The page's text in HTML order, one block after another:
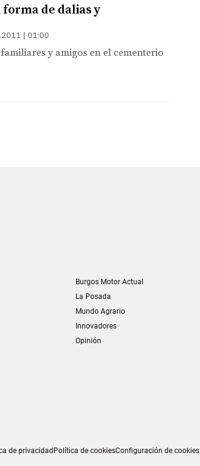
de dalias y
| 01:00
y amigos en el cementerio
Burgos Motor Actual
La Posada
Mundo Agrario
Innovadores
Opinión
de privacidad Política de cookiesConfiguración de cookies